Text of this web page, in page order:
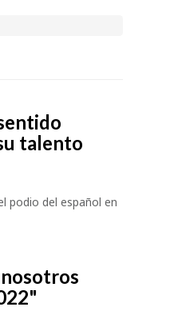
talento
podio del español en